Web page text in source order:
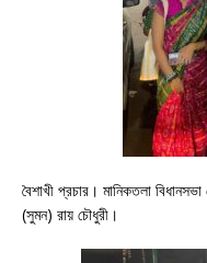
বৈশাখী প্রচার। মানিকতলা
(সুমন) রায় চৌধুরী।